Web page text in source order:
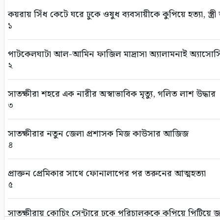
উপজেলা সমবায় অফিসার হিসেবে আশরাফ আলীর
৭
সাতক্ষীরা জেলা আইন-শৃঙ্খলা বিষয়ক মাসিক সভা অনুষ্ঠিত
৮
সাতক্ষীরায় বৃক্ষমেলায় নজর কাড়ছে সিদ্দিকী’স গ্রীন
৯
সাতক্ষীরায় ছাত্রদল নেতাকর্মীর ওপর সন্ত্রাসী হামলায় আহত ১০
১০
কয়রায় সিঁধ কেটে ঘরে ঢুকে ওষুধ ব্যবসায়ীকে কুপিয়ে হত্যা,
১
পাটকেলঘাটা আল-আমিন ফাজিল মাদ্রাসা অ্যালামনাই
২
সাতক্ষীরা শহরে এক নারীর অস্বাভাবিক মৃত্যু, গলিত লাশ উদ্ধার
৩
সাতক্ষীরার নতুন জেলা প্রশাসক মিজ কাউসার আজিজ
৪
প্রাক্তন প্রেমিকার সাথে ফোনালাপের পর তরুনের আত্মহত্যা
৫
সাতক্ষীরায় কোচিং সেন্টারে ঢুকে পরিচালককে কুপিয়ে পিটিয়ে